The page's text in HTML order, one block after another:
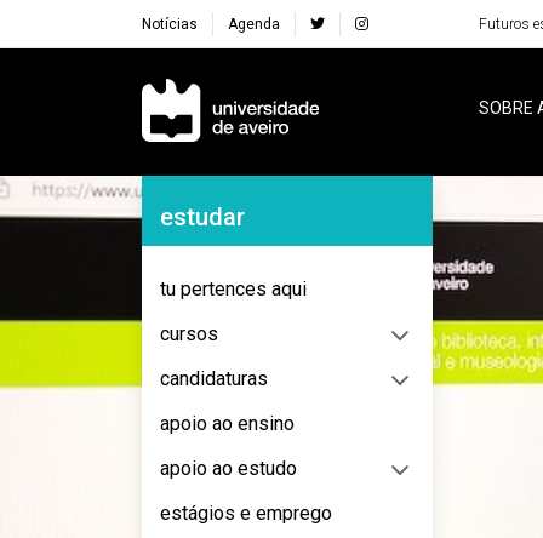
Notícias Agenda Futuros
Navegação Principal
SOBRE
Navegação Lateral
estudar
tu pertences aqui
cursos
candidaturas
apoio ao ensino
apoio ao estudo
estágios e emprego
Destaques Institucionais